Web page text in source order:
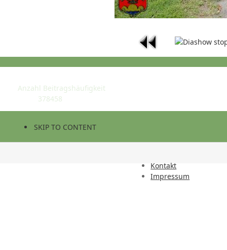
STATISTIK
Anzahl Beitragshäufigkeit
378458
SKIP TO CONTENT
Kontakt
Impressum